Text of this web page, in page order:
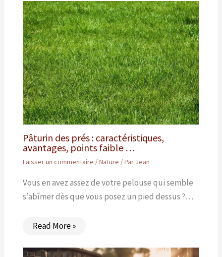
Pâturin des prés : caractéristiques,
avantages, points faible …
Laisser un commentaire /Nature / Par Jean
Vous en avez assez de votre pelouse qui semble
s’abîmer dès que vous posez un pied dessus ?…
Read More »